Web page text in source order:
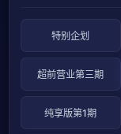
特别企划
超前营业第三期
纯享版第1期